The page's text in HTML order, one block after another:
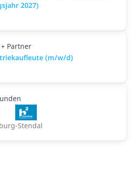
2027)
Partner
(m/w/d)
Stendal